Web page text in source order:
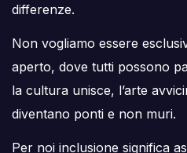
differenze.
Non vogliamo essere
aperto, dove tutti possono
la cultura unisce, l’arte
diventano ponti e non muri.
Per noi inclusione significa